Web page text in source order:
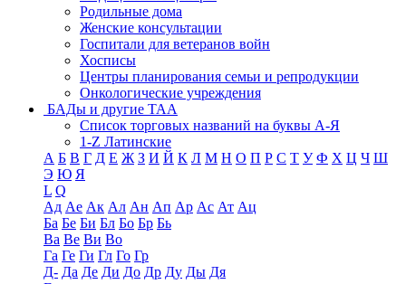
Родильные дома
Женские консультации
Госпитали для ветеранов войн
Хосписы
Центры планирования семьи и репродукции
Онкологические учреждения
БАДы и другие ТАА
Список торговых названий на буквы А-Я
1-Z Латинские
А Б В Г Д Е Ж З И Й К Л М Н О П Р С Т У Ф Х Ц Ч Ш
Э Ю Я
L Q
Ад Ае Ак Ал Ан Ап Ар Ас Ат Ац
Ба Бе Би Бл Бо Бр Бь
Ва Ве Ви Во
Га Ге Ги Гл Го Гр
Д- Да Де Ди До Др Ду Ды Дя